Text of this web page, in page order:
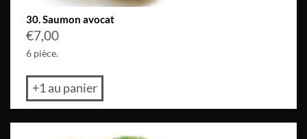
30. Saumon avocat
€7,00
6 pièce.
+1 au panier